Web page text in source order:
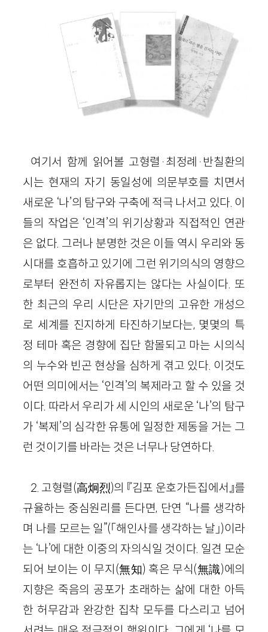
여기서 함께 읽어볼 고형렬·최정례·반칠환의
시는 현재의 자기 동일성에 의문부호를 치면서
새로운 ‘나’의 탐구와 구축에 적극 나서고 있다. 이
들의 작업은 ‘인격’의 위기상황과 직접적인 연관
은 없다. 그러나 분명한 것은 이들 역시 우리와 동
시대를 호흡하고 있기에 그런 위기의식의 영향으
로부터 완전히 자유롭지는 않다는 사실이다. 또
한 최근의 우리 시단은 자기만의 고유한 개성으
로 세계를 진지하게 타진하기보다는, 몇몇의 특
정 테마 혹은 경향에 집단 함몰되고 마는 시의식
의 누수와 빈곤 현상을 심하게 겪고 있다. 이것도
어떤 의미에서는 ‘인격’의 복제라고 할 수 있을 것
이다. 따라서 우리가 세 시인의 새로운 ‘나’의 탐구
가 ‘복제’의 심각한 유통에 일정한 제동을 거는 그
런 것이기를 바라는 것은 너무나 당연하다.
2. 고형렬(高炯烈)의 『김포 운호가든집에서』를
규율하는 중심원리를 든다면, 단연 “나를 생각하
며 나를 모르는 일”(「해인사를 생각하는 날」)이라
는 ‘나’에 대한 이중의 자의식일 것이다. 일견 모순
되어 보이는 이 무지(無知) 혹은 무식(無識)에의
지향은 죽음의 공포가 초래하는 삶에 대한 아득
한 허무감과 완강한 집착 모두를 다스리고 넘어